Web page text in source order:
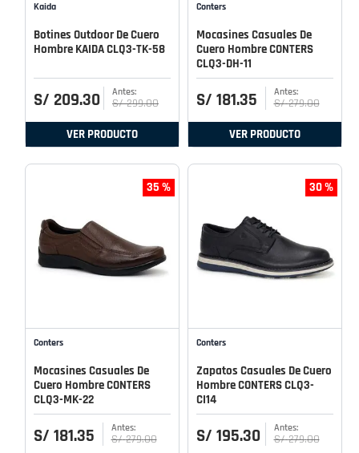
Kaida
Botines Outdoor De Cuero
Hombre KAIDA CLQ3-TK-58
S/ 209.30 S/ 299.00
VER PRODUCTO
Conters
Mocasines Casuales De
Cuero Hombre CONTERS
CLQ3-DH-11
S/ 181.35 S/ 279.00
VER PRODUCTO
35 %
Conters
Mocasines Casuales De
Cuero Hombre CONTERS
CLQ3-MK-22
S/ 181.35 S/ 279.00
30 %
Conters
Zapatos Casuales De Cuero
Hombre CONTERS CLQ3-
CI14
S/ 195.30 S/ 279.00